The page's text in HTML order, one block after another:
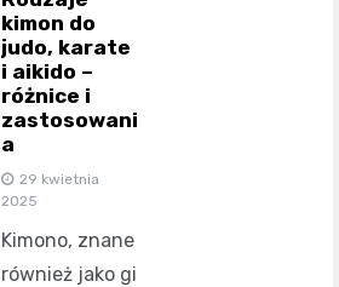
kimon do
judo, karate
i aikido –
różnice i
zastosowani
a
29 kwietnia
2025
Kimono, znane
również jako gi